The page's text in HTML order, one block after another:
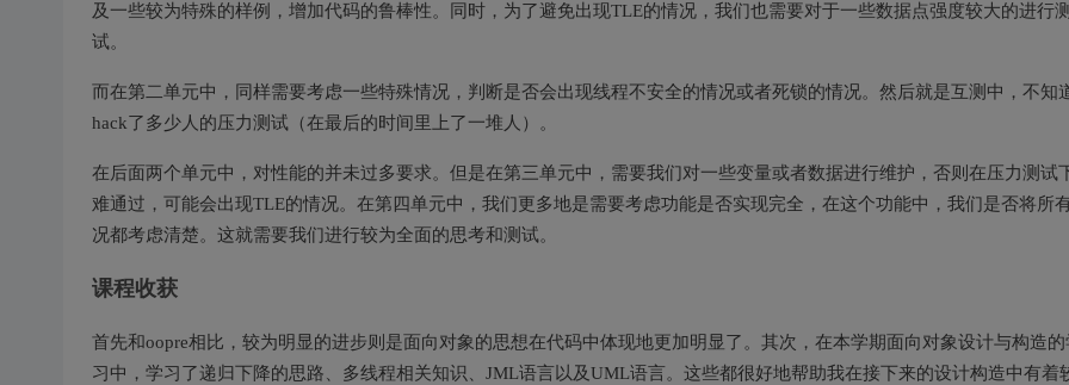
及一些较为特殊的样例，增加代码的鲁棒性。同时，为了避免出现TLE的情况，我们也需要对于一些数据点强度较大的进行测
试。
而在第二单元中，同样需要考虑一些特殊情况，判断是否会出现线程不安全的情况或者死锁的情况。然后就是互测中，不知
hack了多少人的压力测试（在最后的时间里上了一堆人）。
在后面两个单元中，对性能的并未过多要求。但是在第三单元中，需要我们对一些变量或者数据进行维护，否则在压力测试
难通过，可能会出现TLE的情况。在第四单元中，我们更多地是需要考虑功能是否实现完全，在这个功能中，我们是否将所
况都考虑清楚。这就需要我们进行较为全面的思考和测试。
课程收获
首先和oopre相比，较为明显的进步则是面向对象的思想在代码中体现地更加明显了。其次，在本学期面向对象设计与构造的
习中，学习了递归下降的思路、多线程相关知识、JML语言以及UML语言。这些都很好地帮助我在接下来的设计构造中有着